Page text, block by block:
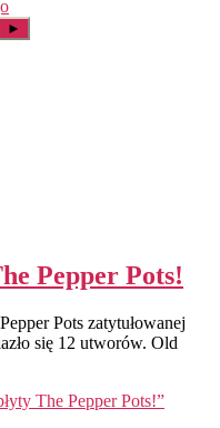
Pepper Pots!
Pots zatytułowanej
się 12 utworów. Old
The Pepper Pots!”